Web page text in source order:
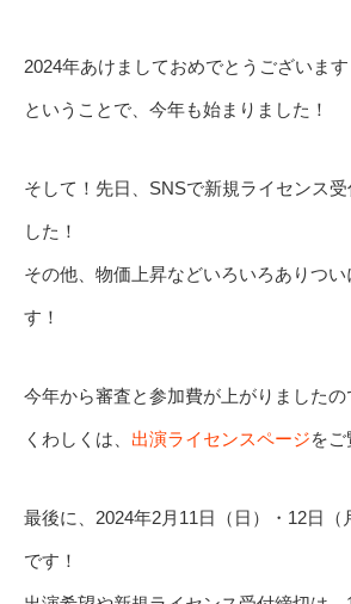
2024年あけましておめでとうございます
ということで、今年も始まりました！
そして！先日、SNSで新規ライセンス
した！
その他、物価上昇などいろいろありつ
す！
今年から審査と参加費が上がりましたの
くわしくは、 出演ライセンスページをご
最後に、2024年2月11日（日）・12日（
です！